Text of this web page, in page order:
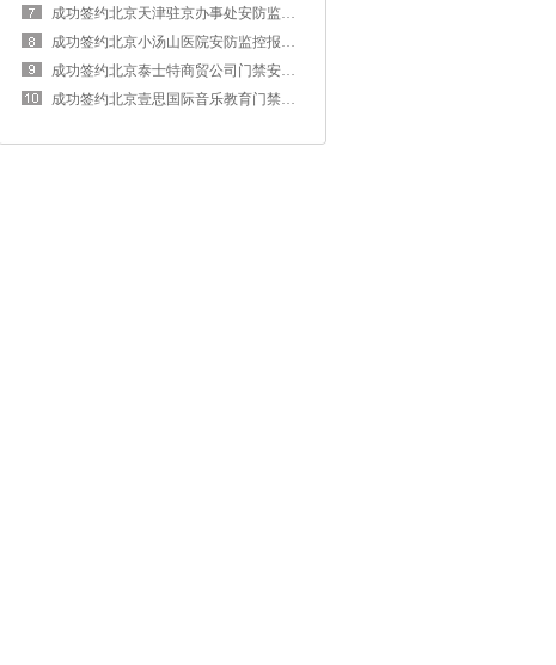
成功签约北京天津驻京办事处安防监控安装工程
成功签约北京小汤山医院安防监控报警综合网络布线工程
成功签约北京泰士特商贸公司门禁安装工程
成功签约北京壹思国际音乐教育门禁安装工程